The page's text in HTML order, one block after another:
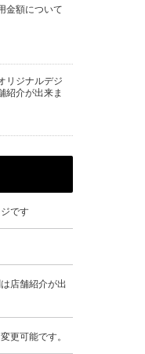
金額について
リジナルデジ
紹介が出来ま
です
店舗紹介が出
更可能です。